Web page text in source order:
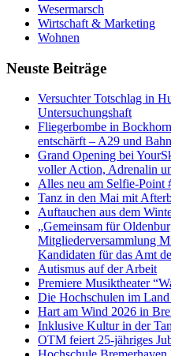
Wesermarsch
Wirtschaft & Marketing
Wohnen
Neuste Beiträge
Versucht­er Totschlag in
Untersuchungshaft
Fliegerbombe in
entschärft – A29 und
Grand Opening bei
voller Action, Adrenalin
Alles neu am Selfie-Point
Tanz in den Mai mit
Auftauchen aus dem
„Gemeinsam für
Mitgliederversammlung
Kandidaten für das Amt
Autismus auf der Arbeit
Premiere Musiktheater
Die Hochschulen im
Hart am Wind 2026 in
Inklusive Kultur in der
OTM feiert 25-jähriges